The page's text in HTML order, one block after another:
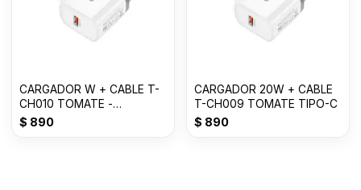
CARGADOR W + CABLE T-
CH010 TOMATE -
LIGHTNING
$ 890
CARGADOR 20W + CABLE
T-CH009 TOMATE TIPO-C
$ 890